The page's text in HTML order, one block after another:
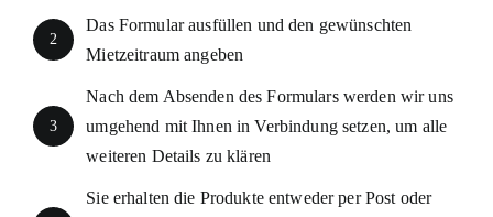
2
Das Formular ausfüllen und den gewünschten
Mietzeitraum angeben
3
Nach dem Absenden des Formulars werden wir uns
umgehend mit Ihnen in Verbindung setzen, um alle
weiteren Details zu klären
Sie erhalten die Produkte entweder per Post oder